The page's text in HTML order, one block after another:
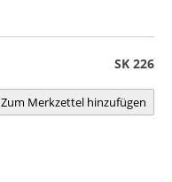
SK 226
Zum Merkzettel hinzufügen